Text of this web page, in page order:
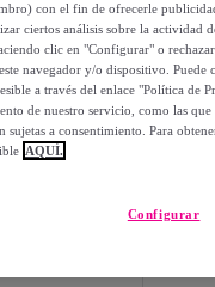
69,
87, €
-20 %
Modelo:
con el fin de ofrecerle
ciertos análisis sobre la actividad
clic en "Configurar" o
navegador y/o dispositivo.
a través del enlace "Política de
de nuestro servicio, como las
sujetas a consentimiento. Para
AQUÍ.
Configurar